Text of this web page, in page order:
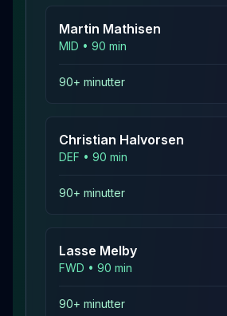
Martin Mathisen
MID • 90 min
90+ minutter
Christian Halvorsen
DEF • 90 min
90+ minutter
Lasse Melby
FWD • 90 min
90+ minutter